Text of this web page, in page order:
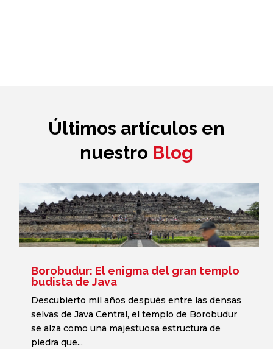
Últimos artículos en
nuestro Blog
Borobudur: El enigma del gran templo
budista de Java
Descubierto mil años después entre las densas
selvas de Java Central, el templo de Borobudur
se alza como una majestuosa estructura de
piedra que...